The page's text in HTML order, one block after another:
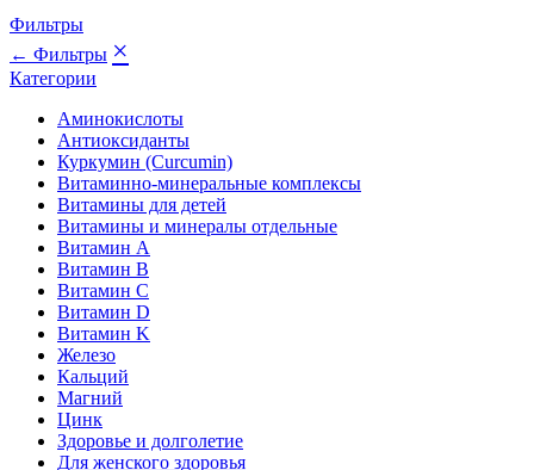
Фильтры
← Фильтры ×
Категории
Аминокислоты
Антиоксиданты
Куркумин (Curcumin)
Витаминно-минеральные комплексы
Витамины для детей
Витамины и минералы отдельные
Витамин A
Витамин B
Витамин C
Витамин D
Витамин K
Железо
Кальций
Магний
Цинк
Здоровье и долголетие
Для женского здоровья